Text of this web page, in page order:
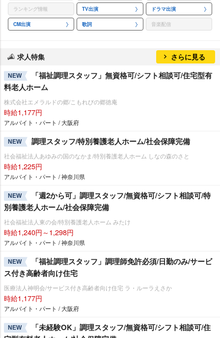
ランキング情報 TV出演 ドラマ出演
CM出演 歌詞 音楽配信
求人特集 さらに見る
NEW
「福祉調理スタッフ」無資格可/シフト相談可/住宅型有
料老人ホーム
株式会社エメラルドの郷/こもれびの郷徳庵
時給1,177円
アルバイト・パート / 大阪府
NEW 調理スタッフ/特別養護老人ホーム/社会保障完備
社会福祉法人あゆみの国のなかま/特別養護老人ホーム しなの森のさと
時給1,225円
アルバイト・パート / 神奈川県
NEW
「週2から可」調理スタッフ/無資格可/シフト相談可/特
別養護老人ホーム/社会保障完備
社会福祉法人東の会/特別養護老人ホーム みたけ
時給1,240円～1,298円
アルバイト・パート / 神奈川県
NEW
「福祉調理スタッフ」調理師免許必須/日勤のみ/サービ
ス付き高齢者向け住宅
医療法人神明会/サービス付き高齢者向け住宅 ラ・ルーラえさか
時給1,177円
アルバイト・パート / 大阪府
NEW
「未経験OK」調理スタッフ/無資格可/シフト相談可/住